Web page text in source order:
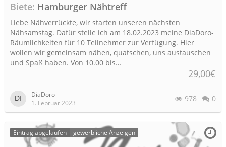
Biete Hamburger Nähtreff
Liebe Nähverrückte, wir starten unseren nächsten
Nähsamstag. Dafür stelle ich am 18.02.2023 meine DiaDoro-
Räumlichkeiten für 10 Teilnehmer zur Verfügung. Hier
wollen wir gemeinsam nähen, quatschen, uns austauschen
und Spaß haben. Von 10.00 bis…
29,00€
DiaDoro
1. Februar 2023
978 0
Eintrag abgelaufen gewerbliche Anzeigen